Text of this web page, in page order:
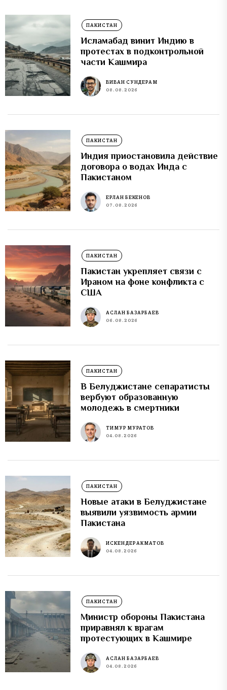
ПАКИСТАН
Исламабад винит Индию в
протестах в подконтрольной
части Кашмира
ВИВАН СУНДЕРАМ
08.08.2026
ПАКИСТАН
Индия приостановила действие
договора о водах Инда с
Пакистаном
ЕРЛАН БЕКЕНОВ
07.08.2026
ПАКИСТАН
Пакистан укрепляет связи с
Ираном на фоне конфликта с
США
АСЛАН БАЗАРБАЕВ
06.08.2026
ПАКИСТАН
В Белуджистане сепаратисты
вербуют образованную
молодежь в смертники
ТИМУР МУРАТОВ
04.08.2026
ПАКИСТАН
Новые атаки в Белуджистане
выявили уязвимость армии
Пакистана
ИСКЕНДЕР АКМАТОВ
04.08.2026
ПАКИСТАН
Министр обороны Пакистана
приравнял к врагам
протестующих в Кашмире
АСЛАН БАЗАРБАЕВ
04.08.2026